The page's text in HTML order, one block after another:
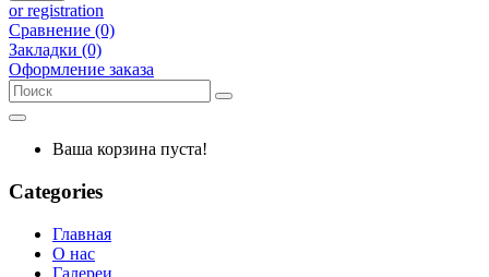
or registration
Сравнение (0)
Закладки (0)
Оформление заказа
Ваша корзина пуста!
Categories
Главная
О нас
Галереи